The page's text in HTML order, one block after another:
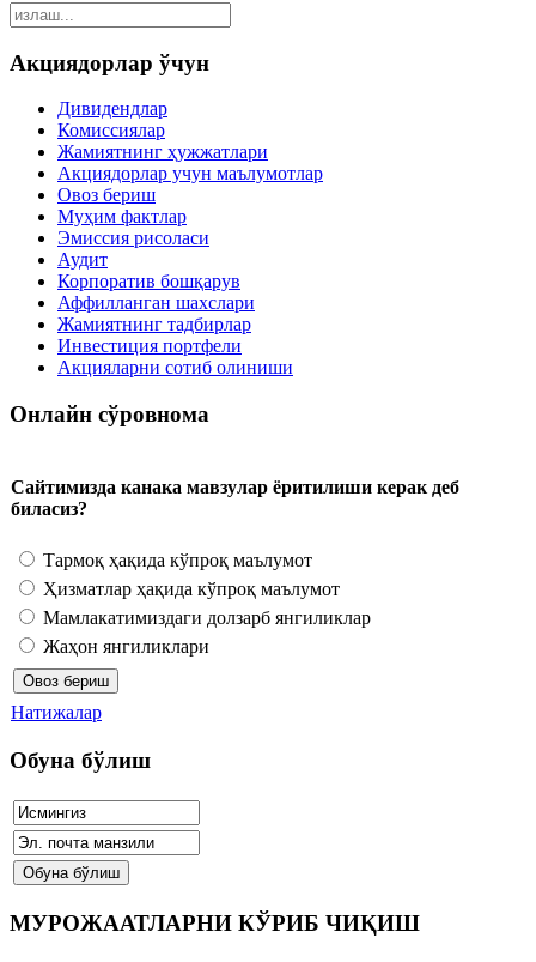
Акциядорлар ўчун
Дивидендлар
Комиссиялар
Жамиятнинг ҳужжатлари
Акциядорлар учун маълумотлар
Овоз бериш
Муҳим фактлар
Эмиссия рисоласи
Аудит
Корпоратив бошқарув
Аффилланган шахслари
Жамиятнинг тадбирлар
Инвестиция портфели
Акцияларни сотиб олиниши
Онлайн сўровнома
Сайтимизда канака мавзулар ёритилиши керак деб
биласиз?
Тармоқ ҳақида кўпроқ маълумот
Ҳизматлар ҳақида кўпроқ маълумот
Мамлакатимиздаги долзарб янгиликлар
Жаҳон янгиликлари
Натижалар
Обуна бўлиш
МУРОЖААТЛАРНИ КЎРИБ ЧИҚИШ